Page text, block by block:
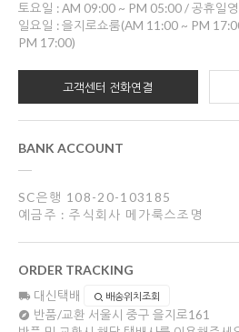
토요일 : AM 09:00 ~ PM 05:00 / 공휴일
일요일 : 을지로쇼룸(AM 11:00 ~ PM
PM 17:00)
고객센터 전화연결
BANK ACCOUNT
SC은행 108-20-103185
예금주 : 주식회사 메가룩스조명
ORDER TRACKING
대신택배 배송위치조회
반품/교환 서울시 중구 을지로161